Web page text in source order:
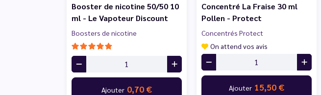
Booster de nicotine 50/50 10
ml - Le Vapoteur Discount
Boosters de nicotine
Ajouter 0,70 €
Concentré La Fraise 30 ml
Pollen - Protect
Concentrés Protect
On attend vos avis
Ajouter 15,50 €